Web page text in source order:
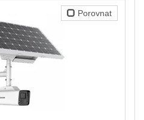
Porovnat